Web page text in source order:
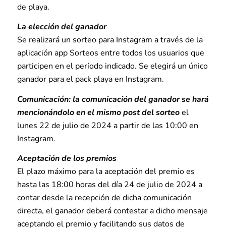
de playa.
La elección del ganador
Se realizará un sorteo para Instagram a través de la
aplicación app Sorteos entre todos los usuarios que
participen en el período indicado. Se elegirá un único
ganador para el pack playa en Instagram.
Comunicación: la comunicación del ganador se hará
mencionándolo en el mismo post del sorteoel
lunes 22 de julio de 2024 a partir de las 10:00 en
Instagram.
Aceptación de los premios
El plazo máximo para la aceptación del premio es
hasta las 18:00 horas del día 24 de julio de 2024 a
contar desde la recepción de dicha comunicación
directa, el ganador deberá contestar a dicho mensaje
aceptando el premio y facilitando sus datos de